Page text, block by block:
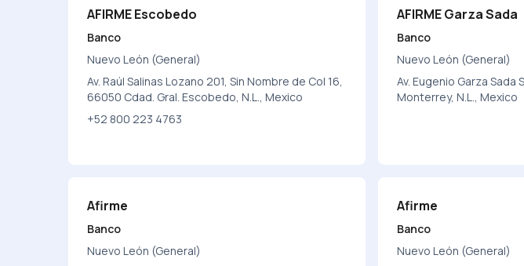
AFIRME Escobedo
Banco
Nuevo León (General)
Av. Raúl Salinas Lozano 201, Sin Nombre de Col 16,
66050 Cdad. Gral. Escobedo, N.L., Mexico
+52 800 223 4763
AFIRME Garza Sada
Banco
Nuevo León (General)
Av. Eugenio Garza
Monterrey, N.L., Mexico
Afirme
Banco
Nuevo León (General)
Afirme
Banco
Nuevo León (General)